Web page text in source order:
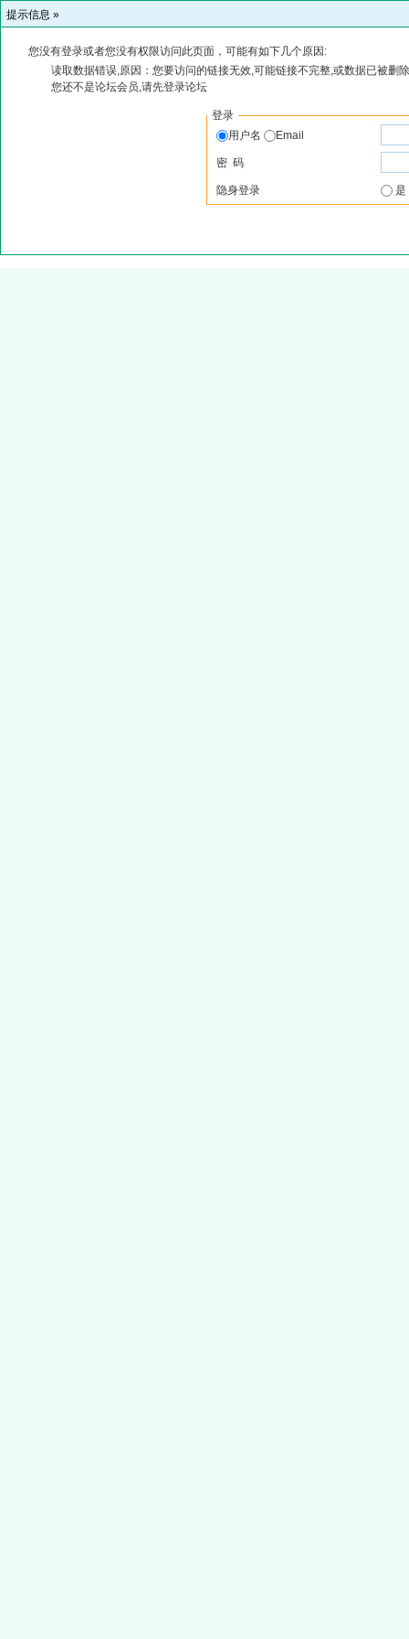
提示信息 »
您没有登录或者您没有权限访问此页面，可能有如下几个原因:
读取数据错误,原因：您要访问的链接无效,可能链接不完整,或数据已被删
您还不是论坛会员,请先登录论坛
登录
用户名
Email
密 码
隐身登录